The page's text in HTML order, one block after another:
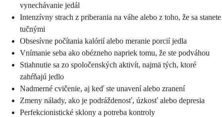
vynechávanie jedál
Intenzívny strach z priberania na váhe alebo z toho, že sa stanete
tučnými
Obsesívne počítania kalórií alebo meranie porcií jedla
Vnímanie seba ako obézneho napriek tomu, že ste podváhou
Stiahnutie sa zo spoločenských aktivít, najmä tých, ktoré
zahŕňajú jedlo
Nadmerné cvičenie, aj keď ste unavení alebo zranení
Zmeny nálady, ako je podráždenosť, úzkosť alebo depresia
Perfekcionistické sklony a potreba kontroly